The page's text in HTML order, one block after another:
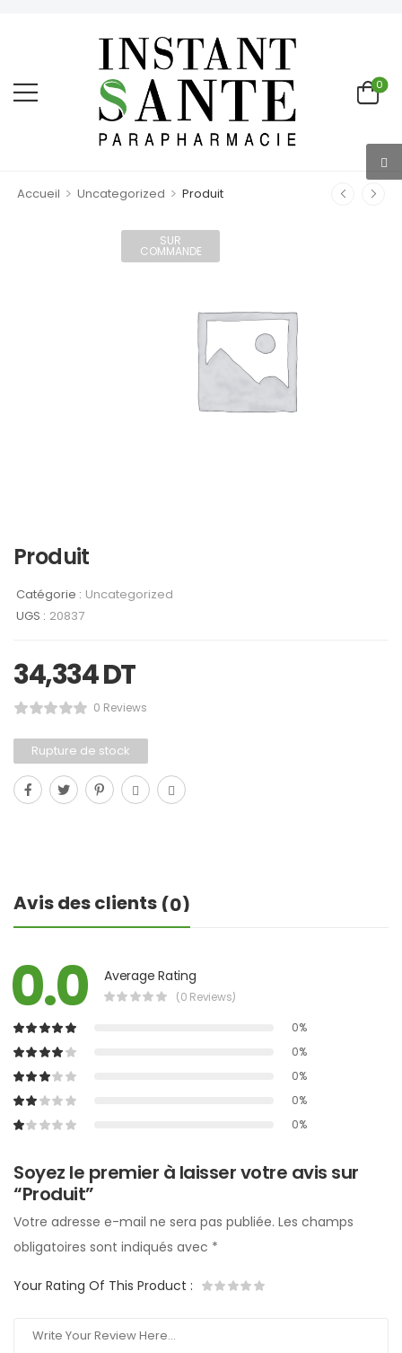
0
Accueil > Uncategorized > Produit
SUR
COMMANDE
Produit
Catégorie : Uncategorized
UGS : 20837
34,334DT
0 Reviews
Rupture de stock
Avis des clients (0)
0.0 Average Rating
(0 Reviews)
0%
0%
0%
0%
0%
Soyez le premier à laisser votre avis sur
“Produit”
Votre adresse e-mail ne sera pas publiée. Les champs
obligatoires sont indiqués avec *
Your Rating Of This Product :